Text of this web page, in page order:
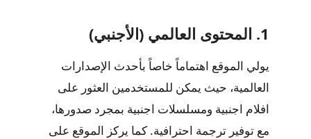
1. المحتوى العالمي (الأجنبي)
يولي الموقع اهتماماً خاصاً بأحدث الإصدارات
العالمية، حيث يمكن للمستخدمين العثور على
افلام اجنبية ومسلسلات اجنبية بمجرد صدورها،
مع توفير ترجمة احترافية. كما يركز الموقع على